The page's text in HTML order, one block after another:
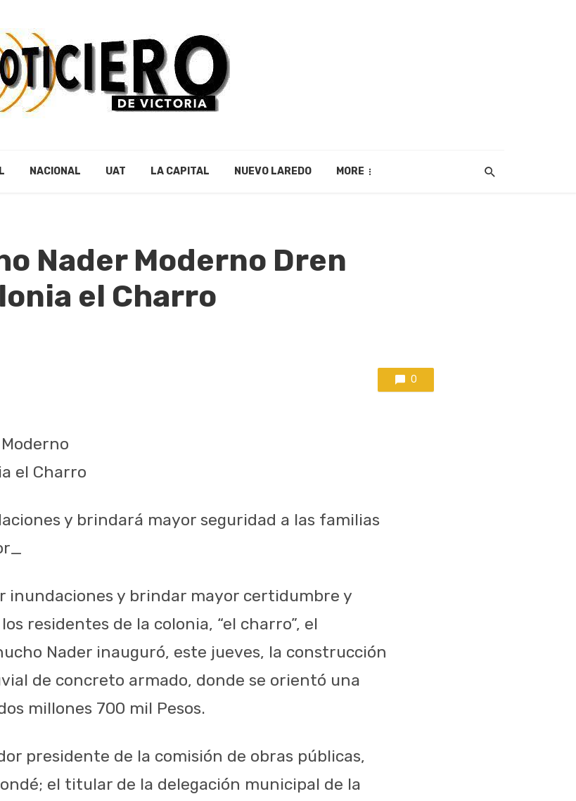
NACIONAL UAT LA CAPITAL NUEVO LAREDO MORE
Nader Moderno Dren
el Charro
0
el Charro
y brindará mayor seguridad a las familias
inundaciones y brindar mayor certidumbre y
residentes de la colonia, “el charro”, el
Nader inauguró, este jueves, la construcción
de concreto armado, donde se orientó una
millones 700 mil Pesos.
presidente de la comisión de obras públicas,
el titular de la delegación municipal de la